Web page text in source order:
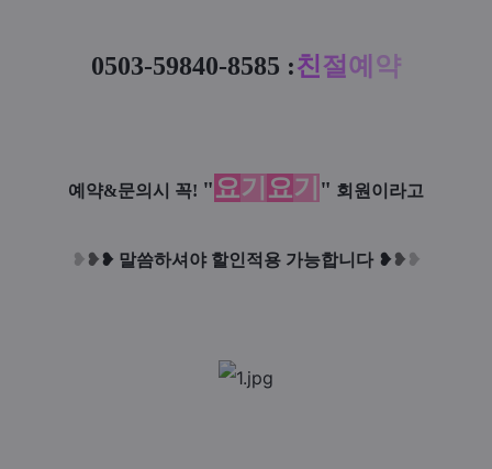
0503-59840-8585 :친절 예 약
예약&문의시 꼭! "요기 요기 " 회원이라고
❥ ❥❥ 말씀하셔야 할인적용 가능합니다 ❥❥ ❥